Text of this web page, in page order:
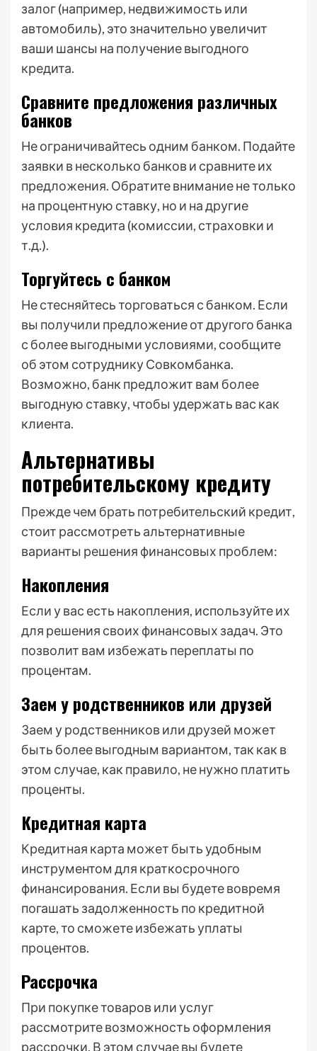
залог (например, недвижимость или
автомобиль), это значительно увеличит
ваши шансы на получение выгодного
кредита.
Сравните предложения различных
банков
Не ограничивайтесь одним банком. Подайте
заявки в несколько банков и сравните их
предложения. Обратите внимание не только
на процентную ставку, но и на другие
условия кредита (комиссии, страховки и
т.д.).
Торгуйтесь с банком
Не стесняйтесь торговаться с банком. Если
вы получили предложение от другого банка
с более выгодными условиями, сообщите
об этом сотруднику Совкомбанка.
Возможно, банк предложит вам более
выгодную ставку, чтобы удержать вас как
клиента.
Альтернативы
потребительскому кредиту
Прежде чем брать потребительский кредит,
стоит рассмотреть альтернативные
варианты решения финансовых проблем:
Накопления
Если у вас есть накопления, используйте их
для решения своих финансовых задач. Это
позволит вам избежать переплаты по
процентам.
Заем у родственников или друзей
Заем у родственников или друзей может
быть более выгодным вариантом, так как в
этом случае, как правило, не нужно платить
проценты.
Кредитная карта
Кредитная карта может быть удобным
инструментом для краткосрочного
финансирования. Если вы будете вовремя
погашать задолженность по кредитной
карте, то сможете избежать уплаты
процентов.
Рассрочка
При покупке товаров или услуг
рассмотрите возможность оформления
рассрочки. В этом случае вы будете